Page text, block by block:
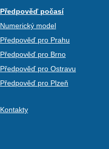
Předpověď počasí
Numerický model
Předpověď pro Prahu
Předpověď pro Brno
Předpověď pro Ostravu
Předpověď pro Plzeň
Kontakty